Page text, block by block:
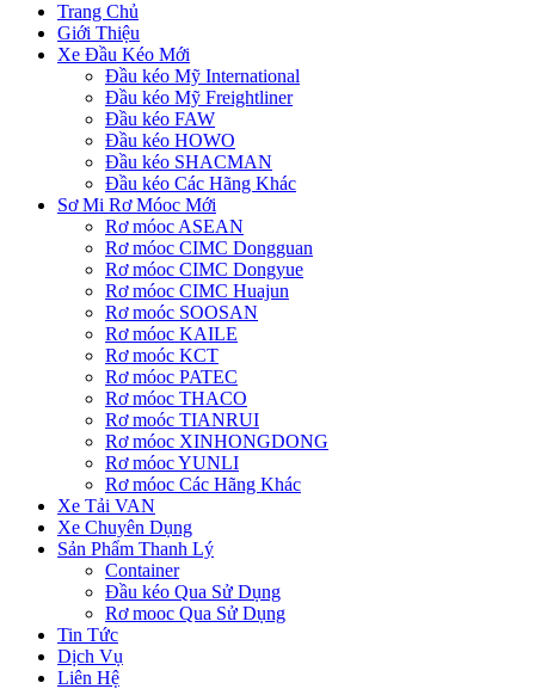
Trang Chủ
Giới Thiệu
Xe Đầu Kéo Mới
Đầu kéo Mỹ International
Đầu kéo Mỹ Freightliner
Đầu kéo FAW
Đầu kéo HOWO
Đầu kéo SHACMAN
Đầu kéo Các Hãng Khác
Sơ Mi Rơ Móoc Mới
Rơ móoc ASEAN
Rơ móoc CIMC Dongguan
Rơ móoc CIMC Dongyue
Rơ móoc CIMC Huajun
Rơ moóc SOOSAN
Rơ móoc KAILE
Rơ moóc KCT
Rơ móoc PATEC
Rơ móoc THACO
Rơ moóc TIANRUI
Rơ móoc XINHONGDONG
Rơ móoc YUNLI
Rơ móoc Các Hãng Khác
Xe Tải VAN
Xe Chuyên Dụng
Sản Phẩm Thanh Lý
Container
Đầu kéo Qua Sử Dụng
Rơ mooc Qua Sử Dụng
Tin Tức
Dịch Vụ
Liên Hệ